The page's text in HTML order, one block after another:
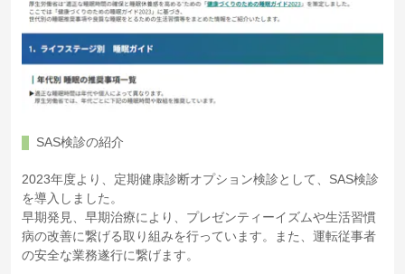
SAS検診の紹介
2023年度より、定期健康診断オプション検診として、SAS検診
を導入しました。
早期発見、早期治療により、プレゼンティーイズムや生活習慣
病の改善に繋げる取り組みを行っています。また、運転従事者
の安全な業務遂行に繋げます。